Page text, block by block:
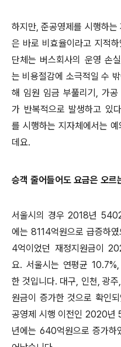
하지만, 준공영제를 시행하
은 바로 비효율이라고 지적
단체는 버스회사의 운영 손
는 비용절감에 소극적일 수
해 임원 임금 부풀리기, 가
가 반복적으로 발생하고 있
를 시행하는 지자체에서는
데요.
승객 줄어들어도 요금은 오
서울시의 경우 2018년
에는 8114억원으로 급증하
4억이었던 재정지원금이
요. 서울시는 연평균
한 것입니다. 대구, 인천, 광
원금이 증가한 것으로 확인
공영제 시행 이전인 2020년
년에는 640억원으로 증가